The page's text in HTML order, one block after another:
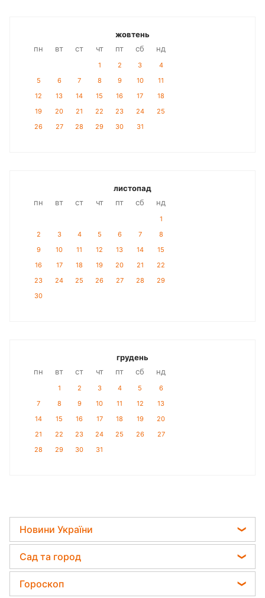
жовтень
пн
вт ст чт пт сб нд
1 2 3
4
5
6 7 8 9 10
11
12
13 14 15 16 17
18
19
20 21 22 23 24
25
26
27 28 29 30 31
листопад
пн
вт ст чт пт сб нд
1
2
3 4 5 6 7
8
9
10 11 12 13 14
15
16
17 18 19 20 21
22
23
24 25 26 27 28
29
30
грудень
пн
вт ст чт пт сб нд
1 2 3 4 5
6
7
8 9 10 11 12
13
14
15 16 17 18 19
20
21
22 23 24 25 26
27
28
29 30 31
Новини України
Телеграм новини України
Пенсії в Україні
Мобілізація
Сад та город
Садівник назвав найефективніший засіб проти
бур'янів
Гороскоп